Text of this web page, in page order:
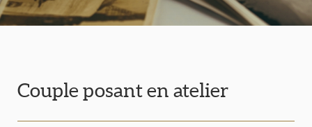
Couple posant en atelier